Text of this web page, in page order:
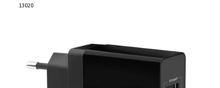
13020